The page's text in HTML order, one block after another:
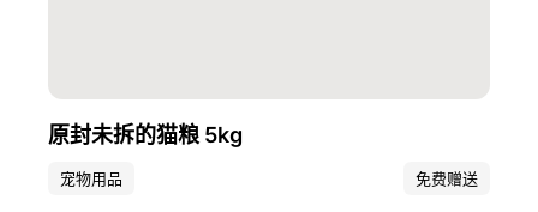
原封未拆的猫粮 5kg
宠物用品 免费赠送